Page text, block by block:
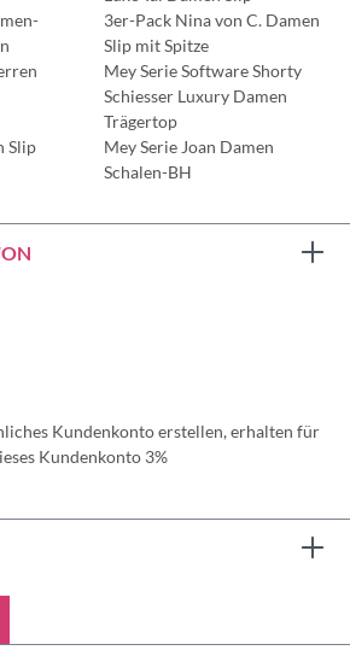
Slip
3er-Pack Nina von C. Damen
Slip mit Spitze
Mey Serie Software Shorty
Schiesser Luxury Damen
Trägertop
Mey Serie Joan Damen
Schalen-BH
Kundenkonto erstellen, erhalten für
Kundenkonto 3%